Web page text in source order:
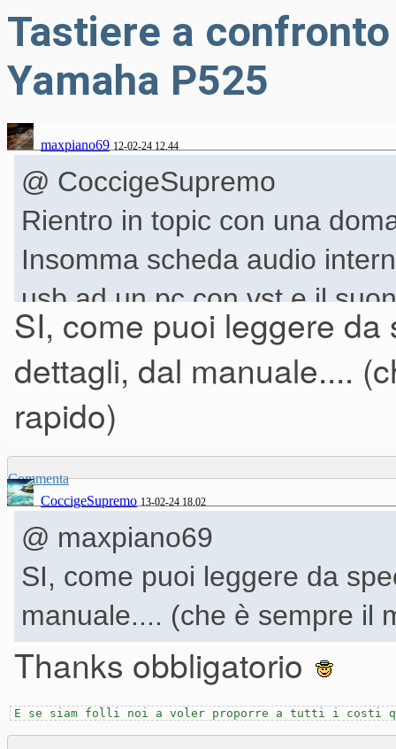
Tastiere a
Yamaha P525
maxpiano69 12-02-24 12.44
@ CoccigeSupremo
Rientro in topic con una
Insomma scheda audio
usb ad un pc con vst e il
casse collegata alla tastiera)?
SI, come puoi leggere
dettagli, dal manuale....
rapido)
Commenta
CoccigeSupremo 13-02-24 18.02
@ maxpiano69
SI, come puoi leggere da
manuale.... (che è sempre il
Thanks obbligatorio
E se siam folli noi a voler proporre a tutti i costi